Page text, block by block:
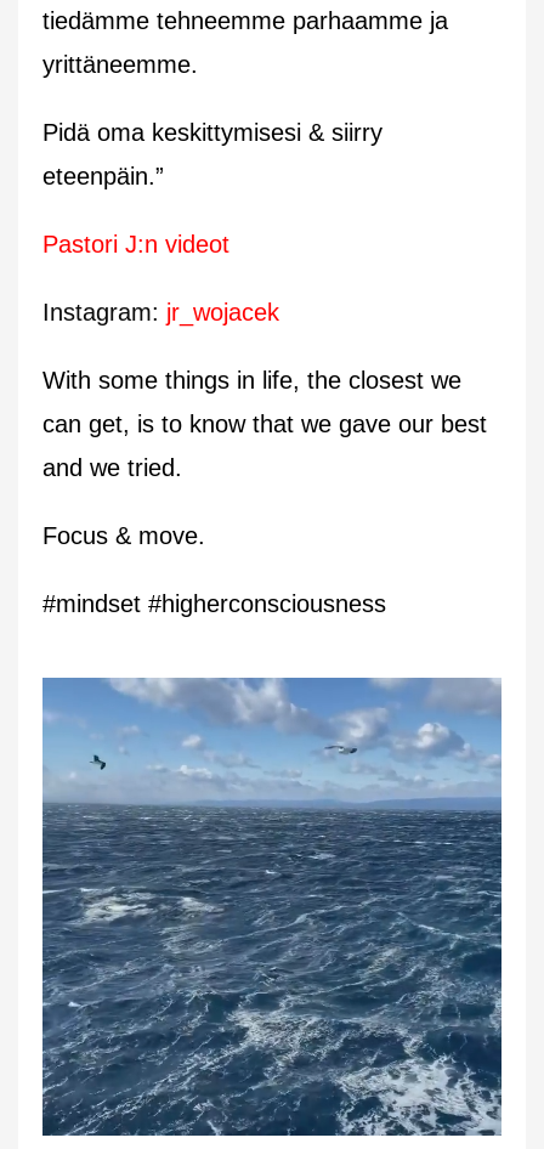
tiedämme tehneemme parhaamme ja
yrittäneemme.
Pidä oma keskittymisesi & siirry
eteenpäin.”
Pastori J:n videot
Instagram: jr_wojacek
With some things in life, the closest we
can get, is to know that we gave our best
and we tried.
Focus & move.
#mindset #higherconsciousness